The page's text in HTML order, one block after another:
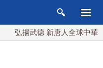
弘揚武德 新唐人全球中華傳統